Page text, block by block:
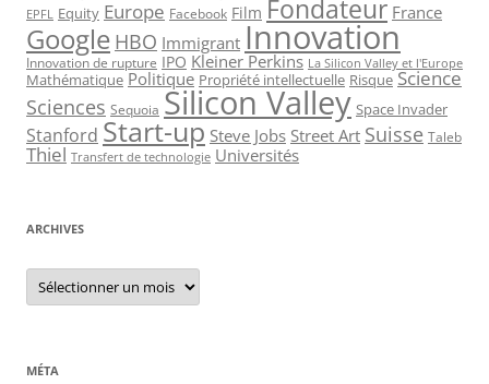
EPFL Equity Europe Facebook Film Fondateur France
Google HBO Immigrant Innovation
Innovation de rupture IPO Kleiner Perkins La Silicon Valley et l'Europe
Mathématique Politique Propriété intellectuelle Risque Science
Sciences Sequoia Silicon Valley Space Invader
Stanford Start-up Steve Jobs Street Art Suisse Taleb
Thiel Transfert de technologie Universités
ARCHIVES
Archives
MÉTA